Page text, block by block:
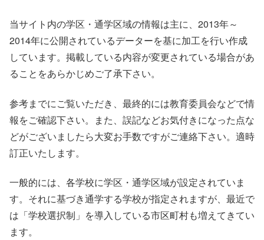
当サイト内の学区・通学区域の情報は主に、2013年～
2014年に公開されているデーターを基に加工を行い作成
しています。掲載している内容が変更されている場合があ
ることをあらかじめご了承下さい。
参考までにご覧いただき、最終的には教育委員会などで情
報をご確認下さい。また、誤記などお気付きになった点な
どがございましたら大変お手数ですがご連絡下さい。適時
訂正いたします。
一般的には、各学校に学区・通学区域が設定されていま
す。それに基づき通学する学校が指定されますが、最近で
は「学校選択制」を導入している市区町村も増えてきてい
ます。